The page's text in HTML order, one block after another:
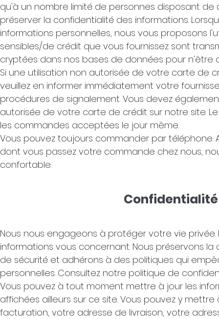
qu'à un nombre limité de personnes disposant
préserver la confidentialité des informations.
informations personnelles, nous vous proposons
sensibles/de crédit que vous fournissez sont
cryptées dans nos bases de données pour n'être
Si une utilisation non autorisée de votre carte de
veuillez en informer immédiatement votre
procédures de signalement. Vous devez
autorisée de votre carte de crédit sur notre site.
les commandes acceptées le jour même.
Vous pouvez toujours commander par téléphone.
dont vous passez votre commande chez nous,
confortable.
Nous nous engageons à protéger votre vie
informations vous concernant. Nous préservons
de sécurité et adhérons à des politiques qui
personnelles. Consultez notre politique de
Vous pouvez à tout moment mettre à jour les
affichées ailleurs sur ce site. Vous pouvez y
facturation, votre adresse de livraison, votre